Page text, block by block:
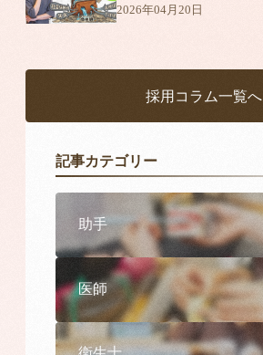
2026年04月20日
採用コラム一覧へ
記事カテゴリー
助手
医師